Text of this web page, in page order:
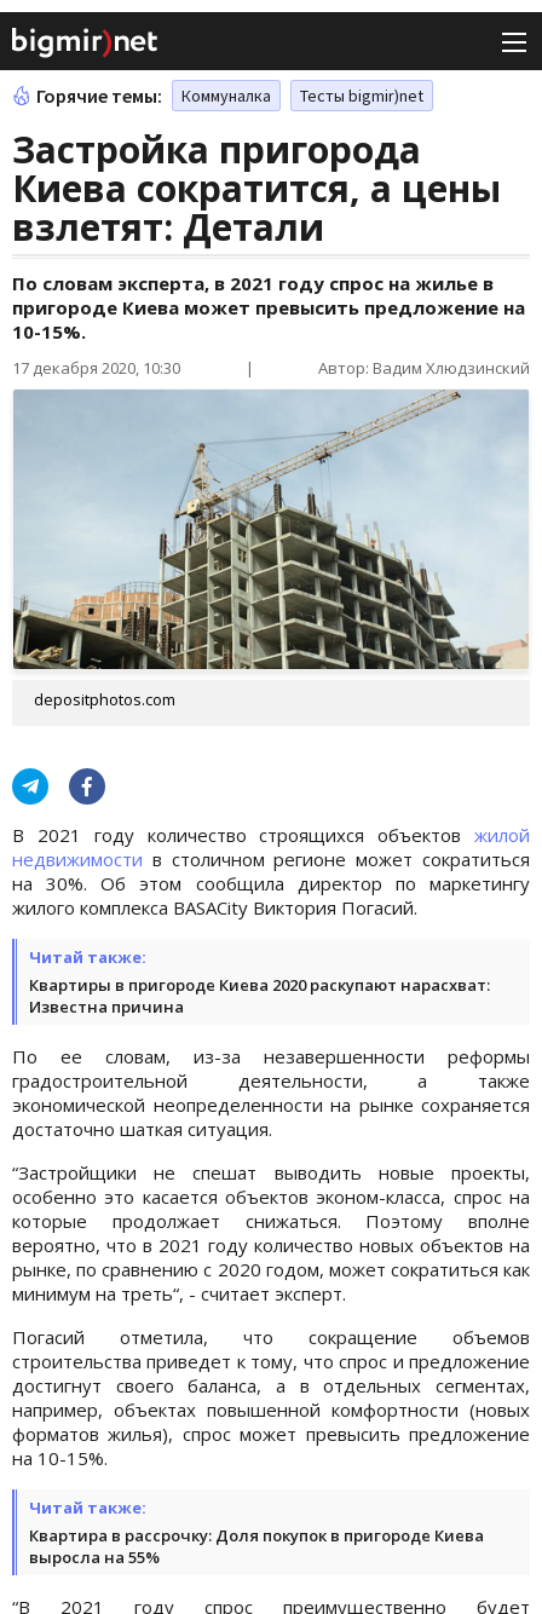
Горячие темы: Коммуналка Тесты bigmir)net
Застройка пригорода
Киева сократится, а цены
взлетят: Детали
По словам эксперта, в 2021 году спрос на жилье в
пригороде Киева может превысить предложение на
10-15%.
17 декабря 2020, 10:30 | Автор: Вадим Хлюдзинский
depositphotos.com
В 2021 году количество строящихся объектов жилой
недвижимости в столичном регионе может сократиться
на 30%. Об этом сообщила директор по маркетингу
жилого комплекса BASACity Виктория Погасий.
Читай также:
Квартиры в пригороде Киева 2020 раскупают нарасхват:
Известна причина
По ее словам, из-за незавершенности реформы
градостроительной деятельности, а также
экономической неопределенности на рынке сохраняется
достаточно шаткая ситуация.
“Застройщики не спешат выводить новые проекты,
особенно это касается объектов эконом-класса, спрос на
которые продолжает снижаться. Поэтому вполне
вероятно, что в 2021 году количество новых объектов на
рынке, по сравнению с 2020 годом, может сократиться как
минимум на треть“, - считает эксперт.
Погасий отметила, что сокращение объемов
строительства приведет к тому, что спрос и предложение
достигнут своего баланса, а в отдельных сегментах,
например, объектах повышенной комфортности (новых
форматов жилья), спрос может превысить предложение
на 10-15%.
Читай также:
Квартира в рассрочку: Доля покупок в пригороде Киева
выросла на 55%
“В 2021 году спрос преимущественно будет